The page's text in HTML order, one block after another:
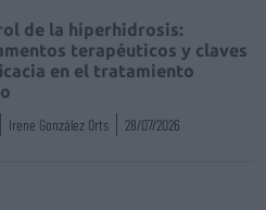
de la hiperhidrosis:
terapéuticos y claves
en el tratamiento
Irene González Orts 28/07/2026